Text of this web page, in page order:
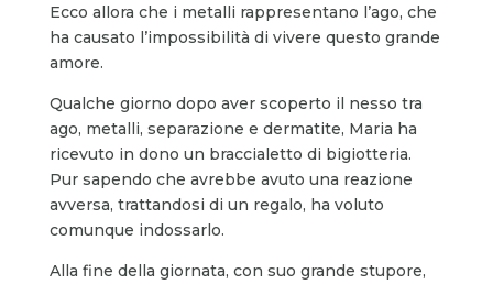
Ecco allora che i metalli rappresentano l’ago, che
ha causato l’impossibilità di vivere questo grande
amore.
Qualche giorno dopo aver scoperto il nesso tra
ago, metalli, separazione e dermatite, Maria ha
ricevuto in dono un braccialetto di bigiotteria.
Pur sapendo che avrebbe avuto una reazione
avversa, trattandosi di un regalo, ha voluto
comunque indossarlo.
Alla fine della giornata, con suo grande stupore,